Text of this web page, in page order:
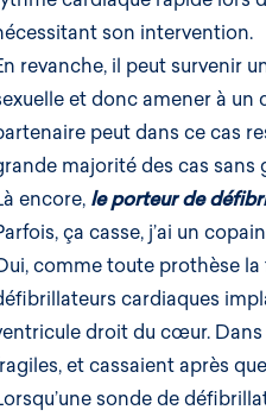
son intervention.
revanche, il peut survenir
et donc amener à un
peut dans ce cas
majorité des cas sans
encore, le porteur de
ça casse, j’ai un
comme toute prothèse la
cardiaques
droit du cœur. Dans
et cassaient après
sonde de